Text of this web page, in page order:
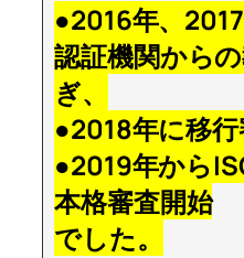
●2016年、
認証機関から
ぎ、
●2018年に移行
●2019年から
本格審査開始
でした。